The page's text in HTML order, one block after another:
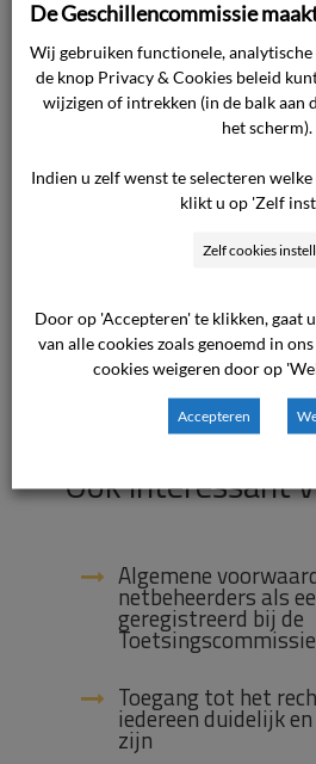
was.
Woensdag en donderdag is
Kamer. We houden u op de
8 december 2016
Ook interessant
Algemene
netbeheerders als
geregistreerd bij de
Toetsingscommissie
Toegang tot het
iedereen duidelijk
zijn
De Geschillencommissie
Wij gebruiken functionele,
de knop Privacy & Cookies beleid
wijzigen of intrekken (in de balk aan
het scherm).
Indien u zelf wenst te selecteren
klikt u op 'Zelf
Zelf cookies
Door op 'Accepteren' te klikken, gaat
van alle cookies zoals genoemd in ons
cookies weigeren door op
Accepteren